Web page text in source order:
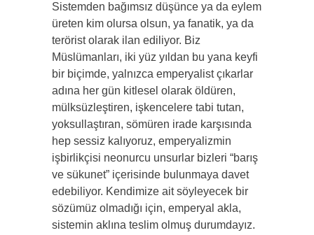
Sistemden bağımsız düşünce ya da eylem
üreten kim olursa olsun, ya fanatik, ya da
terörist olarak ilan ediliyor. Biz
Müslümanları, iki yüz yıldan bu yana keyfi
bir biçimde, yalnızca emperyalist çıkarlar
adına her gün kitlesel olarak öldüren,
mülksüzleştiren, işkencelere tabi tutan,
yoksullaştıran, sömüren irade karşısında
hep sessiz kalıyoruz, emperyalizmin
işbirlikçisi neonurcu unsurlar bizleri “barış
ve sükunet” içerisinde bulunmaya davet
edebiliyor. Kendimize ait söyleyecek bir
sözümüz olmadığı için, emperyal akla,
sistemin aklına teslim olmuş durumdayız.